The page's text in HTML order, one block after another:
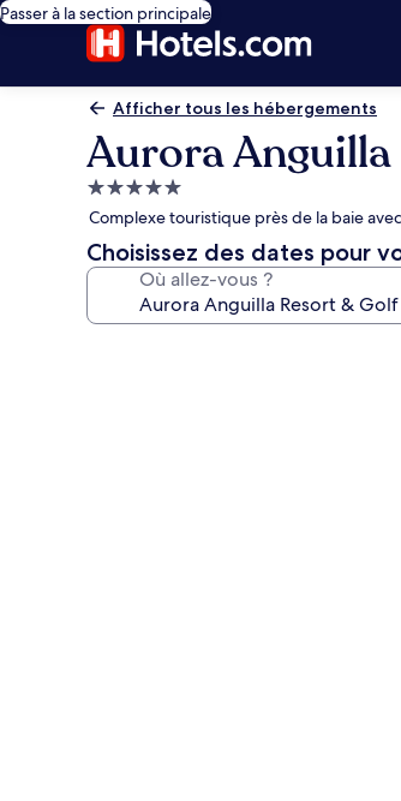
Passer à la section principale
Afficher tous les hébergements
Aurora
Hébergement
5.0 étoiles
Complexe touristique près de la baie
Choisissez des dates pour
Où allez-vous ?